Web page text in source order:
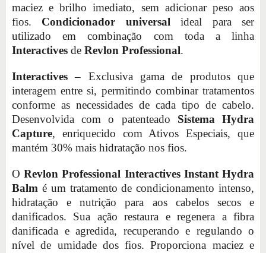
maciez e brilho imediato, sem adicionar peso aos
fios. Condicionador universal ideal para ser
utilizado em combinação com toda a linha
Interactives de Revlon Professional.
Interactives– Exclusiva gama de produtos que
interagem entre si, permitindo combinar tratamentos
conforme as necessidades de cada tipo de cabelo.
Desenvolvida com o patenteado Sistema Hydra
Capture, enriquecido com Ativos Especiais, que
mantém 30% mais hidratação nos fios.
ORevlon Professional Interactives Instant Hydra
Balm é um tratamento de condicionamento intenso,
hidratação e nutrição para aos cabelos secos e
danificados. Sua ação restaura e regenera a fibra
danificada e agredida, recuperando e regulando o
nível de umidade dos fios. Proporciona maciez e